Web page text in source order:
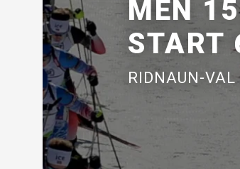
MEN
START
RIDNAUN-VAL